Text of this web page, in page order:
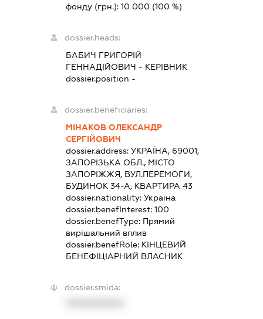
фонду (грн.): 10 000 (100 %)
dossier.heads:
БАБИЧ ГРИГОРІЙ
ГЕННАДІЙОВИЧ - КЕРІВНИК
dossier.position -
dossier.beneficiaries:
МІНАКОВ ОЛЕКСАНДР
СЕРГІЙОВИЧ
dossier.address: УКРАЇНА, 69001,
ЗАПОРІЗЬКА ОБЛ., МІСТО
ЗАПОРІЖЖЯ, ВУЛ.ПЕРЕМОГИ,
БУДИНОК 34-А, КВАРТИРА 43
dossier.nationality: Україна
dossier.benefInterest: 100
dossier.benefType: Прямий
вирішальний вплив
dossier.benefRole: КІНЦЕВИЙ
БЕНЕФІЦІАРНИЙ ВЛАСНИК
dossier.smida: